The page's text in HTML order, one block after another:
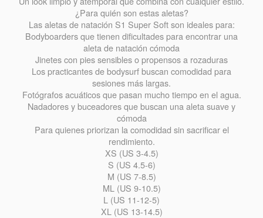
¿Para quién son estas aletas?
Las aletas de natación S1 Super Soft son ideales para:
Bodyboarders que tienen dificultades para encontrar una
aleta de natación cómoda
Jinetes con pies sensibles o propensos a rozaduras
Los practicantes de bodysurf buscan comodidad para
sesiones más largas.
Fotógrafos acuáticos que pasan mucho tiempo en el agua.
Nadadores y buceadores que buscan una aleta suave y
cómoda
Para quienes priorizan la comodidad sin sacrificar el
rendimiento.
XS (US 3-4.5)
S (US 4.5-6)
M (US 7-8.5)
ML (US 9-10.5)
L (US 11-12-5)
XL (US 13-14.5)